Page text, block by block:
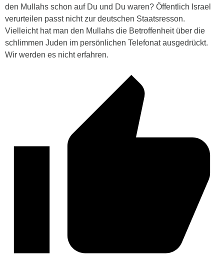
den Mullahs schon auf Du und Du waren? Öffentlich Israel
verurteilen passt nicht zur deutschen Staatsresson.
Vielleicht hat man den Mullahs die Betroffenheit über die
schlimmen Juden im persönlichen Telefonat ausgedrückt.
Wir werden es nicht erfahren.